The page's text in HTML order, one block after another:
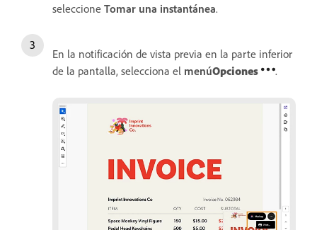
seleccione Tomar una instantánea.
En la notificación de vista previa en la parte inferior
de la pantalla, selecciona el menúOpciones .